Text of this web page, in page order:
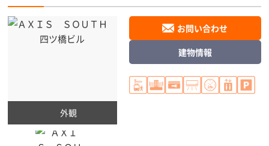
外観
お問い合わせ
建物情報